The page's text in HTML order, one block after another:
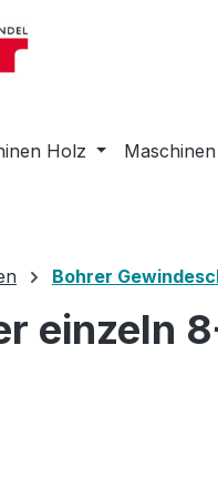
Holz
Bohrer
einzeln